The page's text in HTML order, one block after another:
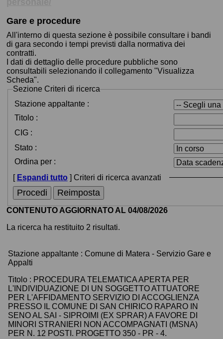
Gare e procedure
All'interno di questa sezione è possibile consultare i bandi
di gara secondo i tempi previsti dalla normativa dei
contratti.
I dati di dettaglio delle procedure pubbliche sono
consultabili selezionando il collegamento "Visualizza
Scheda".
Sezione Criteri di ricerca
Stazione appaltante :
Titolo :
CIG :
Stato :
Ordina per :
[ Espandi tutto ] Criteri di ricerca avanzati
CONTENUTO AGGIORNATO AL 04/08/2026
La ricerca ha restituito 2 risultati.
Stazione appaltante : Comune di Matera - Servizio Gare e
Appalti
Titolo : PROCEDURA TELEMATICA APERTA PER
L'INDIVIDUAZIONE DI UN SOGGETTO ATTUATORE
PER L'AFFIDAMENTO SERVIZIO DI ACCOGLIENZA
PRESSO IL COMUNE DI SAN CHIRICO RAPARO IN
SENO AL SAI - SIPROIMI (EX SPRAR) A FAVORE DI
MINORI STRANIERI NON ACCOMPAGNATI (MSNA)
PER N. 12 POSTI. PROGETTO 350 - PR - 4.